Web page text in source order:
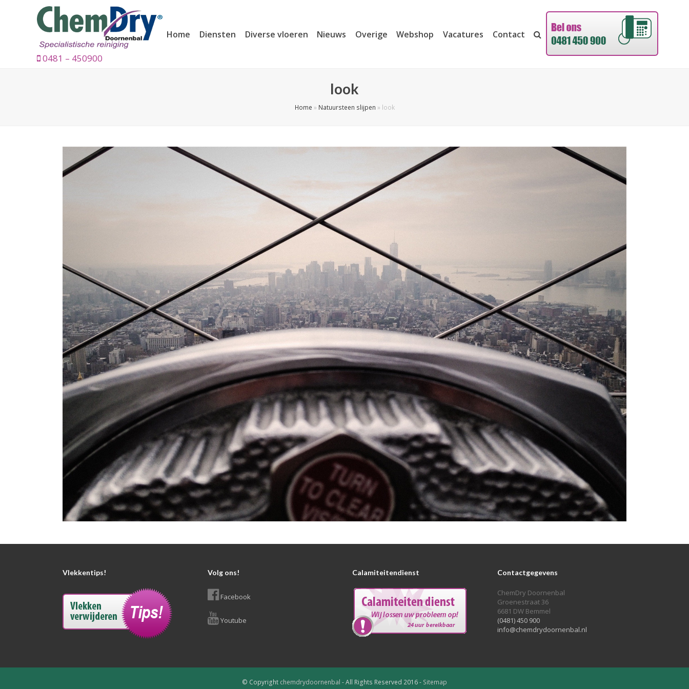
0481 – 450900
Home Diensten Diverse vloeren Nieuws Overige Webshop Vacatures Contact
look
Home » Natuursteen slijpen » look
Vlekkentips! Volg ons!
Facebook
Youtube
Calamiteitendienst Contactgegevens
ChemDry Doornenbal
Groenestraat 36
6681 DW Bemmel
(0481) 450 900
info@chemdrydoornenbal.nl
© Copyright chemdrydoornenbal - All Rights Reserved 2016 - Sitemap